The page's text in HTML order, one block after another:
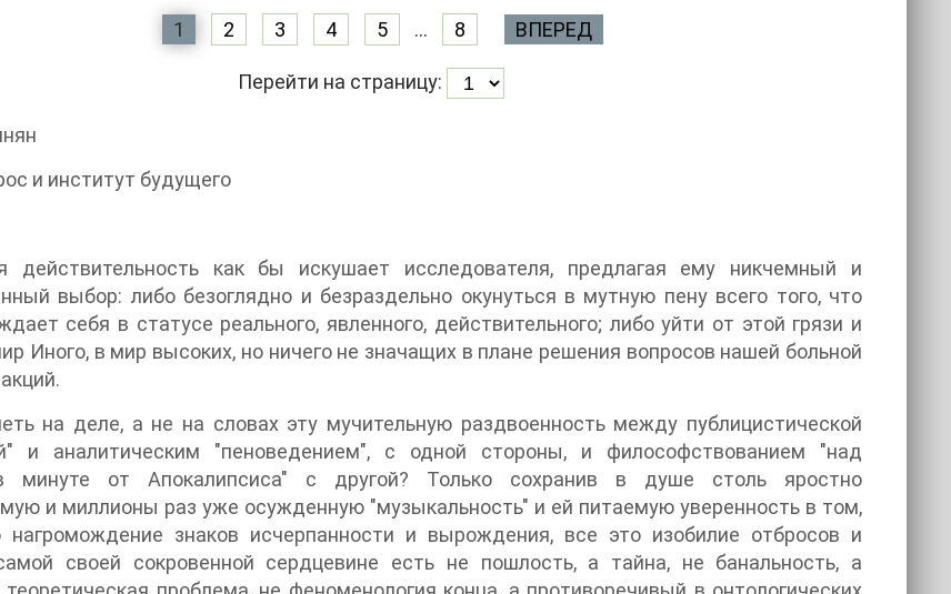
1 2 3 4 5 ... 8 ВПЕРЕД
Перейти на страницу:
и институт будущего
действительность как бы искушает исследователя, предлагая ему никчемный и
выбор: либо безоглядно и безраздельно окунуться в мутную пену всего того, что
себя в статусе реального, явленного, действительного; либо уйти от этой грязи и
Иного, в мир высоких, но ничего не значащих в плане решения вопросов нашей больной
на деле, а не на словах эту мучительную раздвоенность между публицистической
и аналитическим "пеноведением", с одной стороны, и философствованием "над
минуте от Апокалипсиса" с другой? Только сохранив в душе столь яростно
и миллионы раз уже осужденную "музыкальность" и ей питаемую уверенность в том,
нагромождение знаков исчерпанности и вырождения, все это изобилие отбросов и
своей сокровенной сердцевине есть не пошлость, а тайна, не банальность, а